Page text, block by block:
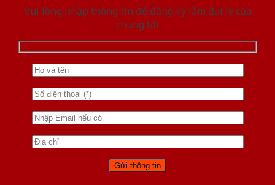
Vui lòng nhập thông tin để đăng ký làm đại lý của
chúng tôi